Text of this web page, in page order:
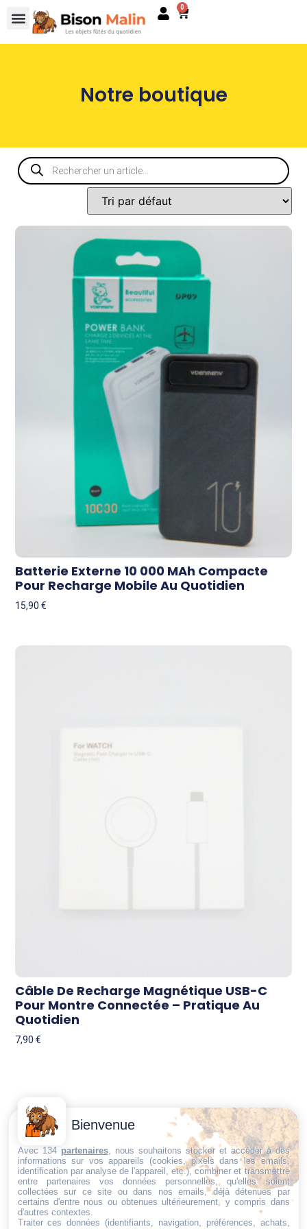
0
Notre boutique
Batterie Externe 10 000 MAh Compacte
Pour Recharge Mobile Au Quotidien
15,90€
Câble De Recharge Magnétique USB-C
Pour Montre Connectée – Pratique Au
Quotidien
7,90€
Trouvez ce qu'il vous faut,
au bon endroit
Conditions
générales
de vente
Politique de
cookies
Politique de
confidentialité
Contactez-
Nous
Email:
dt@sasbms.fr
Bienvenue
Avec 134 partenaires, nous souhaitons stocker et accéder à des
informations sur vos appareils (cookies, pixels dans les emails,
identification par analyse de l'appareil, etc.), combiner et transmettre
entre partenaires vos données personnelles, qu'elles soient
collectées sur ce site ou dans nos emails, déjà détenues par
certains d'entre nous ou obtenues ultérieurement, y compris dans
d'autres contextes.
Traiter ces données (identifiants, navigation, préférences, achats,